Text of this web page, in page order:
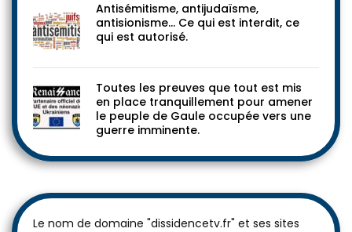
Antisémitisme, antijudaïsme,
antisionisme… Ce qui est interdit, ce
qui est autorisé.
Toutes les preuves que tout est mis
en place tranquillement pour amener
le peuple de Gaule occupée vers une
guerre imminente.
Le nom de domaine "dissidencetv.fr" et ses sites